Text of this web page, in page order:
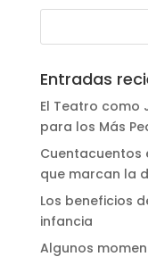
Entradas
El Teatro como
para los Más
Cuentacuentos
que marcan la
Los beneficios
infancia
Algunos